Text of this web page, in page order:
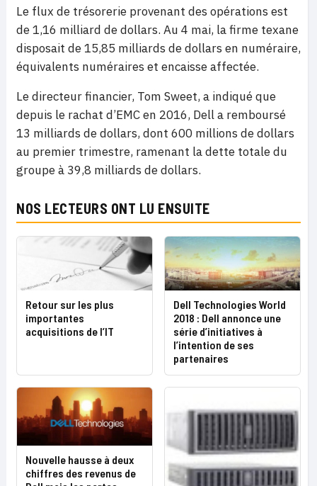
Le flux de trésorerie provenant des opérations est
de 1,16 milliard de dollars. Au 4 mai, la firme texane
disposait de 15,85 milliards de dollars en numéraire,
équivalents numéraires et encaisse affectée.
Le directeur financier, Tom Sweet, a indiqué que
depuis le rachat d’EMC en 2016, Dell a remboursé
13 milliards de dollars, dont 600 millions de dollars
au premier trimestre, ramenant la dette totale du
groupe à 39,8 milliards de dollars.
NOS LECTEURS ONT LU ENSUITE
Retour sur les plus
importantes
acquisitions de l’IT
Dell Technologies World
2018 : Dell annonce une
série d’initiatives à
l’intention de ses
partenaires
Nouvelle hausse à deux
chiffres des revenus de